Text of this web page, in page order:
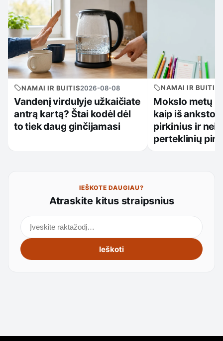
NAMAI IR BUITIS2026-08-08
Vandenį virdulyje užkaičiate
antrą kartą? Štai kodėl dėl
to tiek daug ginčijamasi
NAMAI IR BUITIS
Mokslo metų
kaip iš anksto
pirkinius ir
perteklinių
IEŠKOTE DAUGIAU?
Atraskite kitus straipsnius
Ieškoti